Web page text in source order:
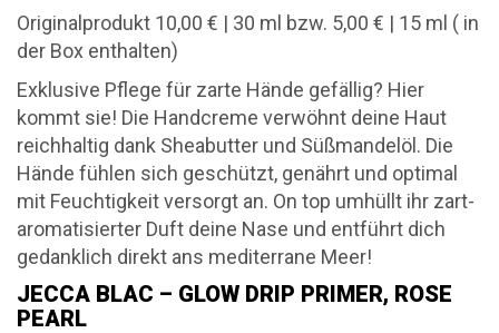
Originalprodukt 10,00 € | 30 ml bzw. 5,00 € | 15 ml ( in
der Box enthalten)
Exklusive Pflege für zarte Hände gefällig? Hier
kommt sie! Die Handcreme verwöhnt deine Haut
reichhaltig dank Sheabutter und Süßmandelöl. Die
Hände fühlen sich geschützt, genährt und optimal
mit Feuchtigkeit versorgt an. On top umhüllt ihr zart-
aromatisierter Duft deine Nase und entführt dich
gedanklich direkt ans mediterrane Meer!
JECCA BLAC – GLOW DRIP PRIMER, ROSE
PEARL